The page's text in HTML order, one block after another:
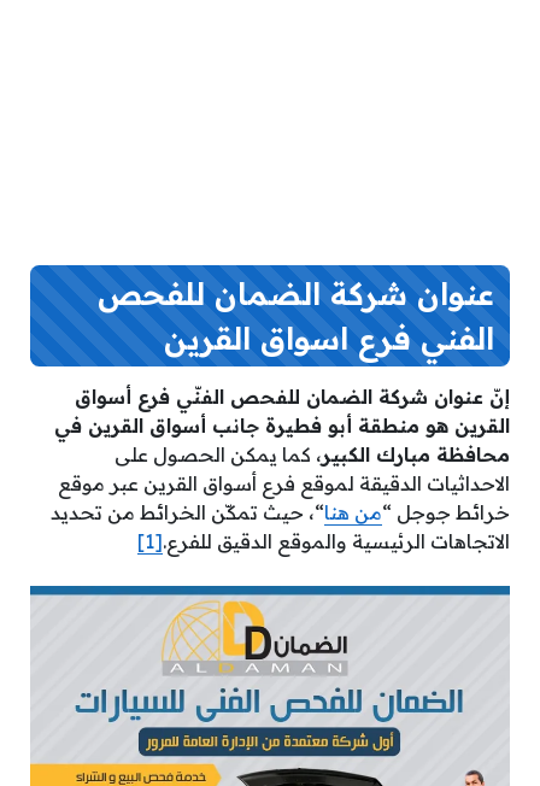
عنوان شركة الضمان للفحص
الفني فرع اسواق القرين
إنّ عنوان شركة الضمان للفحص الفنّي فرع أسواق
القرين هو منطقة أبو فطيرة جانب أسواق القرين في
محافظة مبارك الكبير، كما يمكن الحصول على
الاحداثيات الدقيقة لموقع فرع أسواق القرين عبر موقع
خرائط جوجل “من هنا“، حيث تمكّن الخرائط من تحديد
الاتجاهات الرئيسية والموقع الدقيق للفرع.[1]